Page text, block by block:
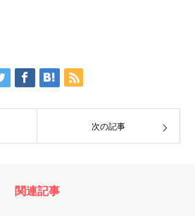
次の記事
関連記事